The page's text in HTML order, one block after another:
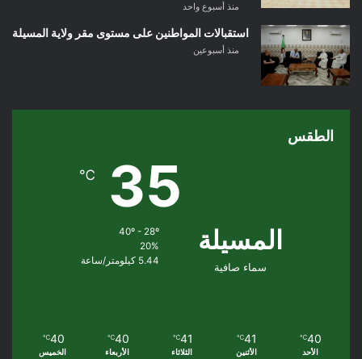
منذ أسبوع واحد
استقبالات المواطنين على مستوى مقر ولاية المسيلة
منذ أسبوعين
الطقس
المسيلة
سماء صافية
35
℃
20%
5.44 كيلومتر/ساعة
40
℃
الأحد
41
℃
الأثنين
41
℃
الثلاثاء
40
℃
الأربعاء
40
℃
الخميس